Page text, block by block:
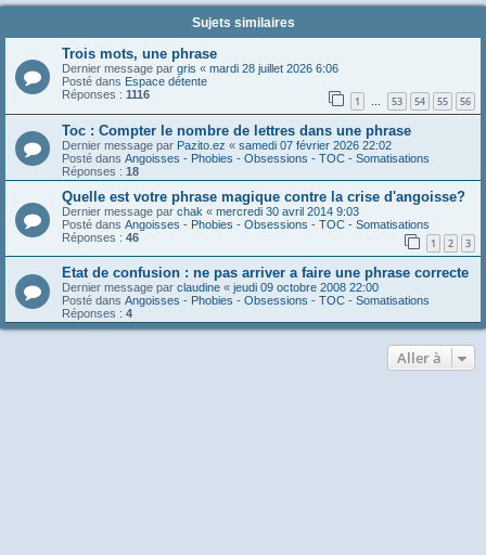
Sujets similaires
Trois mots, une phrase
Dernier message par gris « mardi 28 juillet 2026 6:06
Posté dans Espace détente
Réponses : 1116 1 … 53 54 55 56
Toc : Compter le nombre de lettres dans une phrase
Dernier message par Pazito.ez « samedi 07 février 2026 22:02
Posté dans Angoisses - Phobies - Obsessions - TOC - Somatisations
Réponses : 18
Quelle est votre phrase magique contre la crise d'angoisse?
Dernier message par chak « mercredi 30 avril 2014 9:03
Posté dans Angoisses - Phobies - Obsessions - TOC - Somatisations
Réponses : 46 1 2 3
Etat de confusion : ne pas arriver a faire une phrase correcte
Dernier message par claudine « jeudi 09 octobre 2008 22:00
Posté dans Angoisses - Phobies - Obsessions - TOC - Somatisations
Réponses : 4
Aller à